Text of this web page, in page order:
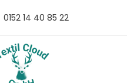
0152 14 40 85 22